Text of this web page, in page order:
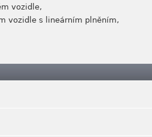
vozidle,
vozidle s lineárním plněním,